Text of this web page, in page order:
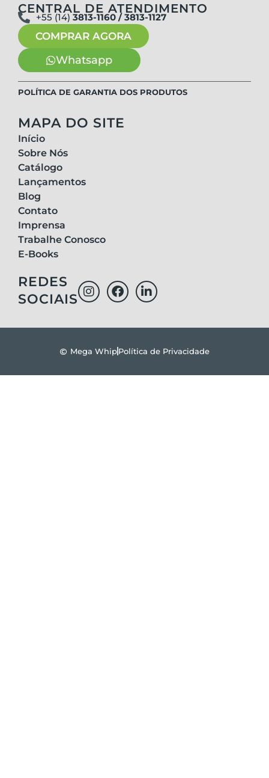
CENTRAL DE ATENDIMENTO
+55 (14) 3813-1160 / 3813-1127
COMPRAR AGORA
Whatsapp
POLÍTICA DE GARANTIA DOS PRODUTOS
MAPA DO SITE
Início
Sobre Nós
Catálogo
Lançamentos
Blog
Contato
Imprensa
Trabalhe Conosco
E-Books
REDES
SOCIAIS
Mega WhipPolítica de Privacidade